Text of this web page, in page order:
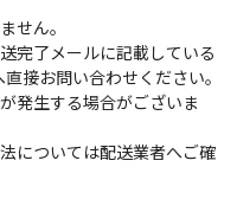
せん。
完了メールに記載している
接お問い合わせください。
発生する場合がございま
については配送業者へご確